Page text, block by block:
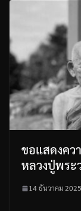
ขอแสดงคว
หลวงปู่พระ
14 ธันวาคม 2025